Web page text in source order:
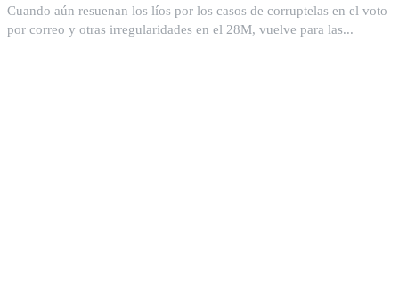
Cuando aún resuenan los líos por los casos de corruptelas en el voto
por correo y otras irregularidades en el 28M, vuelve para las...